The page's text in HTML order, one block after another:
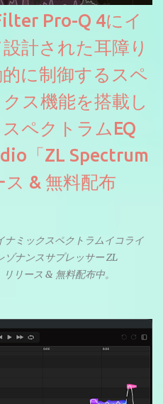
Pro-Q 4にイ
計された耳障り
に制御するスペ
ス機能を搭載し
ペクトラムEQ
「ZL Spectrum
& 無料配布
ナミックスペクトラムイコライ
ゾナンスサプレッサー ZL
リース & 無料配布中。